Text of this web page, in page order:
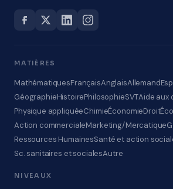
MATIÈRES
MathématiquesFrançaisAnglaisAllemand
GéographieHistoirePhilosophieSVTAide aux
Physique appliquéeChimieÉconomieDroit
Action commercialeMarketing/Mercatique
Ressources HumainesSanté et action
Sc. sanitaires et socialesAutre
NIVEAUX